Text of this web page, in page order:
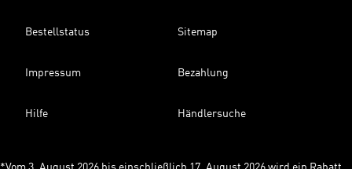
Bestellstatus Sitemap
Impressum Bezahlung
Hilfe Händlersuche